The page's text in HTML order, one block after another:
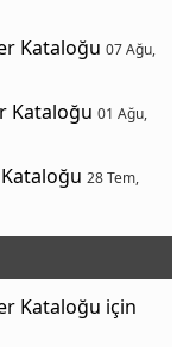
Kataloğu 07 Ağu,
Kataloğu 01 Ağu,
28 Tem,
Kataloğu için